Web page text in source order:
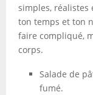
simples, réalistes
ton temps et ton
faire compliqué,
corps.
Salade de
fumé.